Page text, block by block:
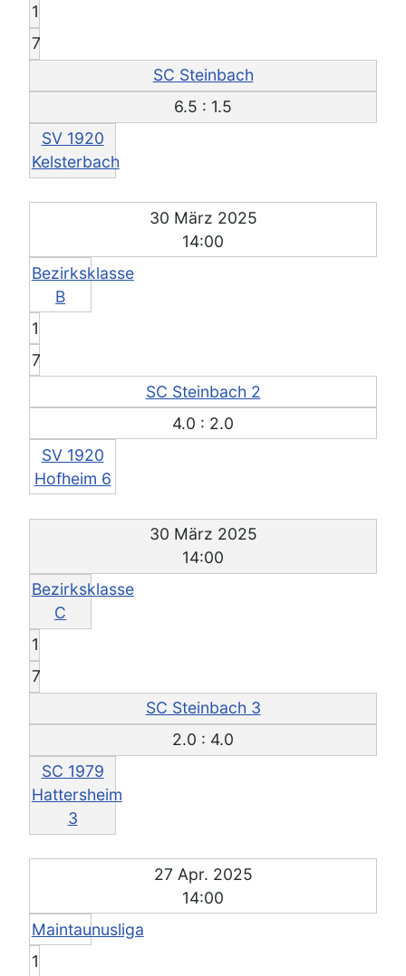
1
7
SC Steinbach
6.5 : 1.5
SV 1920
Kelsterbach
30 März 2025
14:00
Bezirksklasse
B
1
7
SC Steinbach 2
4.0 : 2.0
SV 1920
Hofheim 6
30 März 2025
14:00
Bezirksklasse
C
1
7
SC Steinbach 3
2.0 : 4.0
SC 1979
Hattersheim
3
27 Apr. 2025
14:00
Maintaunusliga
1